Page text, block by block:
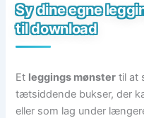
Sy dine egne
til download
Et leggings mønster til at
tætsiddende bukser, der
eller som lag under